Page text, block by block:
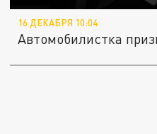
16 ДЕКАБРЯ 10:04
Автомобилистка